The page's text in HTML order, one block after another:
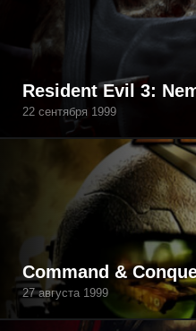
Resident Evil 3:
22 сентября 1999
Command &
27 августа 1999